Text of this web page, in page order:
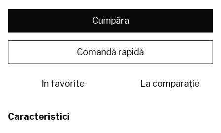
Cumpăra
Comandă rapidă
În favorite La comparație
Caracteristici